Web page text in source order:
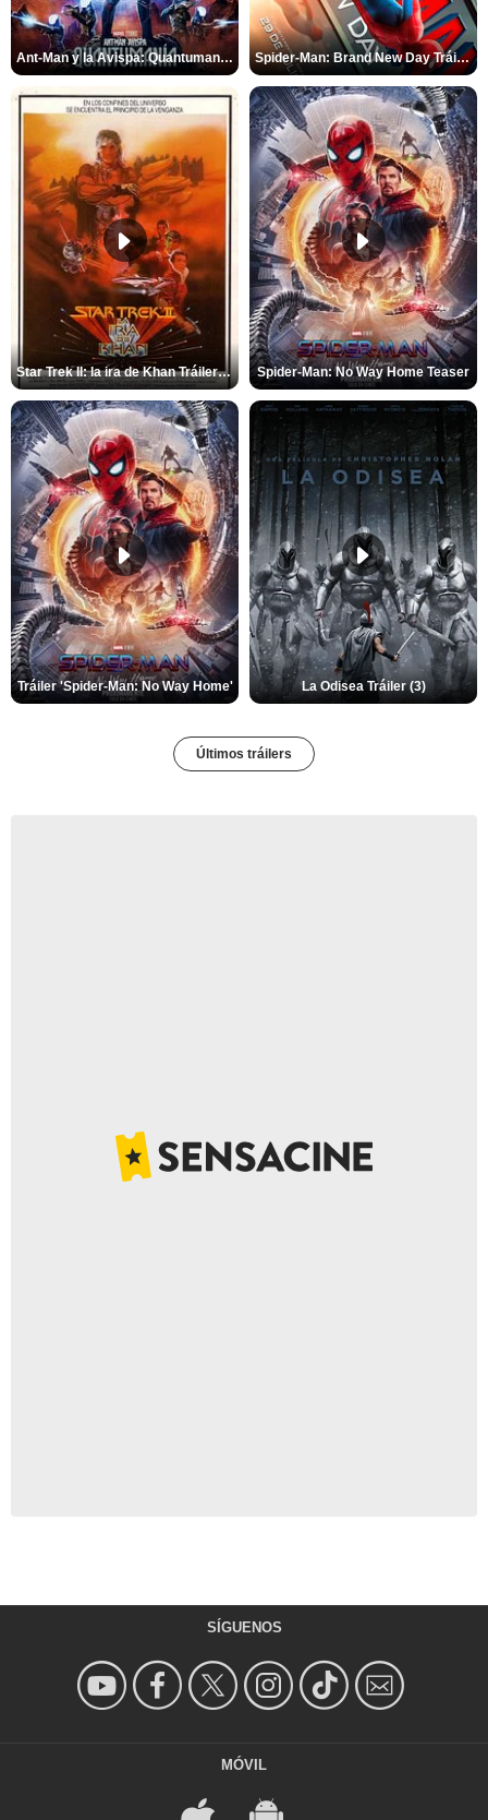
Ant-Man y la Avispa: Quantumanía Tráiler (2) Spider-Man: Brand New Day Tráiler (3)
Star Trek II: la ira de Khan Tráiler VO Spider-Man: No Way Home Teaser
Tráiler 'Spider-Man: No Way Home' La Odisea Tráiler (3)
Últimos tráilers
SÍGUENOS
MÓVIL